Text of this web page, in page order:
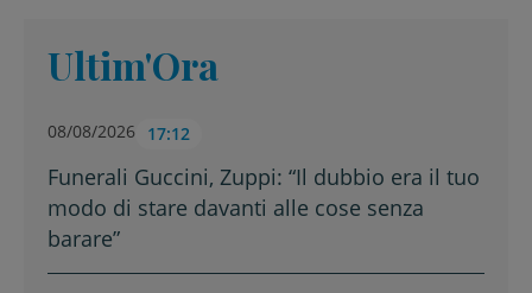
Ultim'Ora
08/08/2026 17:12
Funerali Guccini, Zuppi: “Il dubbio era il tuo
modo di stare davanti alle cose senza
barare”